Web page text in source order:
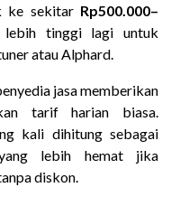
ke sekitarRp500.000–
lebih tinggi lagi untuk
atau Alphard.
jasa memberikan
tarif harian biasa.
kali dihitung sebagai
lebih hemat jika
diskon.